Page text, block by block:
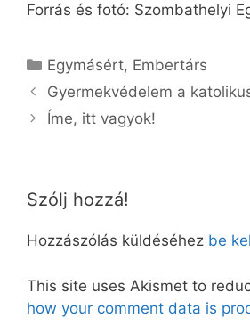
Forrás és fotó: Szombathelyi
Kategória
Egymásért, Embertárs
Gyermekvédelem a
Íme, itt vagyok!
Szólj hozzá!
Hozzászólás küldéséhez be
This site uses Akismet to
how your comment data is